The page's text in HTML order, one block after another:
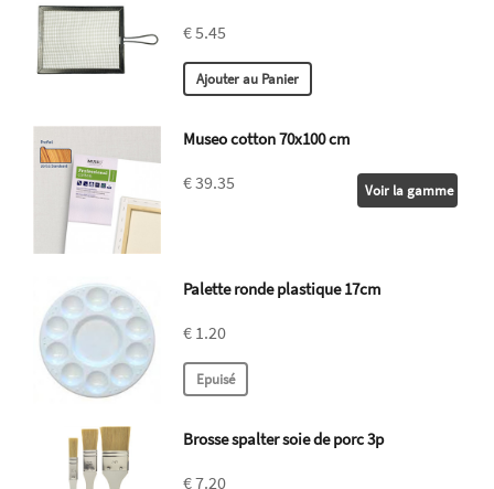
€ 5.45
Museo cotton 70x100 cm
€ 39.35 Voir la gamme
Palette ronde plastique 17cm
€ 1.20
Brosse spalter soie de porc 3p
€ 7.20